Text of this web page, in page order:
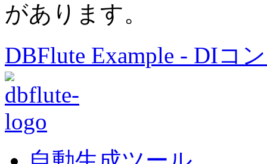
があります。
DBFlute Example - DIコ